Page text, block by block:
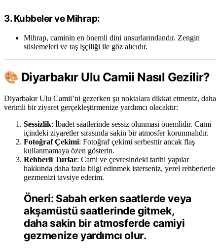
3.Kubbeler ve Mihrap:
Mihrap, caminin en önemli dini unsurlarındandır. Zengin
süslemeleri ve taş işçiliği ile göz alıcıdır.
🎨 Diyarbakır Ulu Camii Nasıl Gezilir?
Diyarbakır Ulu Camii’ni gezerken şu noktalara dikkat etmeniz, daha
verimli bir ziyaret gerçekleştirmenize yardımcı olacaktır:
Sessizlik: İbadet saatlerinde sessiz olunması önemlidir. Cami
içindeki ziyaretler sırasında sakin bir atmosfer korunmalıdır.
Fotoğraf Çekimi: Fotoğraf çekimi serbesttir ancak flaş
kullanmamaya özen gösterin.
Rehberli Turlar: Cami ve çevresindeki tarihi yapılar
hakkında daha fazla bilgi edinmek isterseniz, yerel rehberlerle
gezmenizi tavsiye ederim.
Öneri: Sabah erken saatlerde veya
akşamüstü saatlerinde gitmek,
daha sakin bir atmosferde camiyi
gezmenize yardımcı olur.